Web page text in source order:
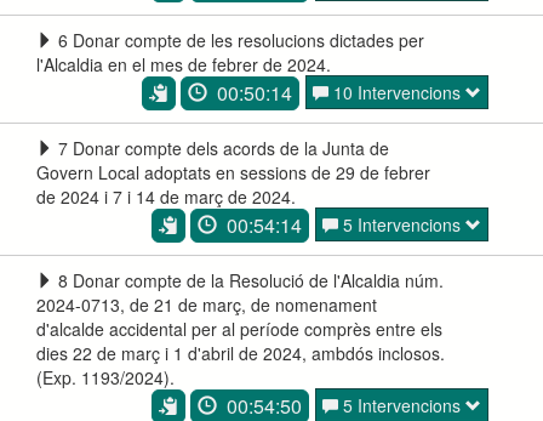
6 Donar compte de les resolucions dictades per
l'Alcaldia en el mes de febrer de 2024.
00:50:14 10 Intervencions
7 Donar compte dels acords de la Junta de
Govern Local adoptats en sessions de 29 de febrer
de 2024 i 7 i 14 de març de 2024.
00:54:14 5 Intervencions
8 Donar compte de la Resolució de l'Alcaldia núm.
2024-0713, de 21 de març, de nomenament
d'alcalde accidental per al període comprès entre els
dies 22 de març i 1 d'abril de 2024, ambdós inclosos.
(Exp. 1193/2024).
00:54:50 5 Intervencions